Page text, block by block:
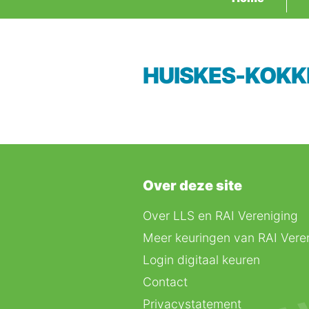
HUISKES-
Over deze site
Over LLS en RAI Vereniging
Meer keuringen van RAI
Login digitaal keuren
Contact
Privacystatement